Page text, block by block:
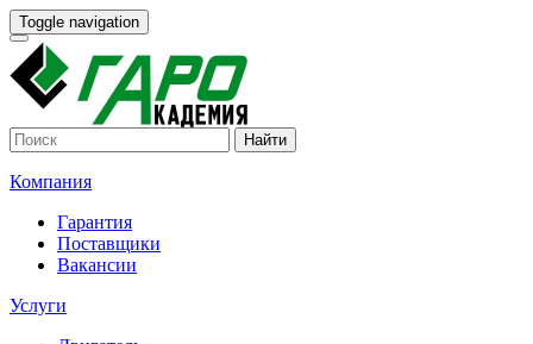
Toggle navigation
Найти
Компания
Гарантия
Поставщики
Вакансии
Услуги